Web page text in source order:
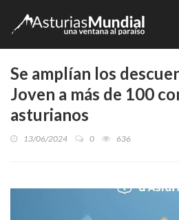
Se amplían los
Joven a más de 100
asturianos
13/06/2024 0 636